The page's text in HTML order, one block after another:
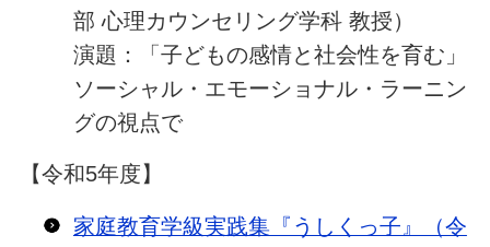
部 心理カウンセリング学科 教授）
演題：「子どもの感情と社会性を育む」
ソーシャル・エモーショナル・ラーニン
グの視点で
【令和5年度】
家庭教育学級実践集『うしくっ子』（令